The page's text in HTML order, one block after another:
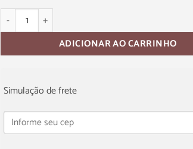
ADICIONAR AO CARRINHO
Simulação de frete